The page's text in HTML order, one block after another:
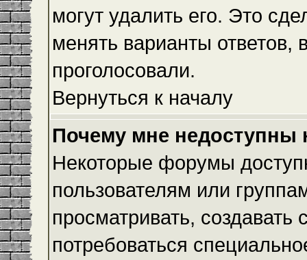
могут удалить его. Это
менять варианты ответов,
проголосовали.
Вернуться к началу
Почему мне
Некоторые форумы
пользователям или
просматривать,
потребоваться